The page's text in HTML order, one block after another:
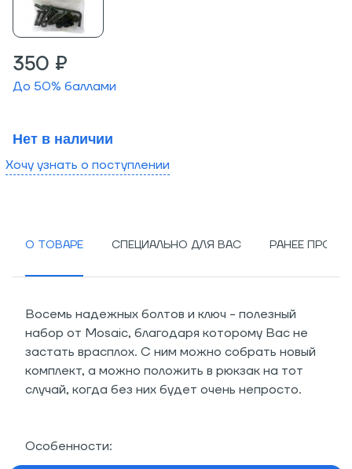
350 ₽
До 50% баллами
Нет в наличии
Хочу узнать о поступлении
О ТОВАРЕ СПЕЦИАЛЬНО ДЛЯ ВАС РАНЕЕ
Восемь надежных болтов и ключ - полезный
набор от Mosaic, благодаря которому Вас не
застать врасплох. С ним можно собрать новый
комплект, а можно положить в рюкзак на тот
случай, когда без них будет очень непросто.
Особенности: